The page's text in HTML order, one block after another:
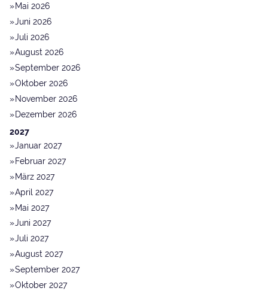
Mai 2026
Juni 2026
Juli 2026
August 2026
September 2026
Oktober 2026
November 2026
Dezember 2026
2027
Januar 2027
Februar 2027
März 2027
April 2027
Mai 2027
Juni 2027
Juli 2027
August 2027
September 2027
Oktober 2027